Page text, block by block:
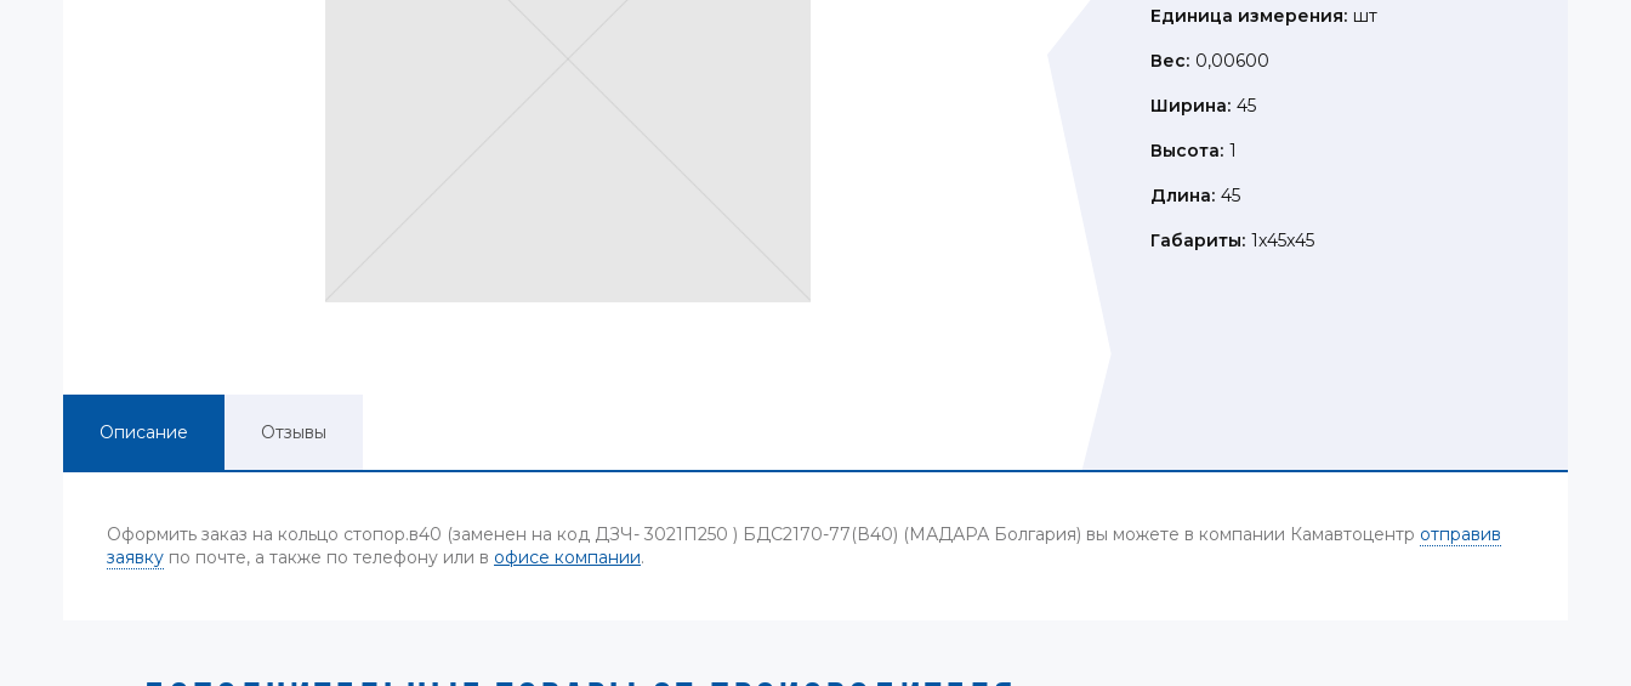
Единица измерения: шт
Вес: 0,00600
Ширина: 45
Высота: 1
Длина: 45
Габариты: 1x45x45
Описание Отзывы
Оформить заказ на кольцо стопор.в40 (заменен на код ДЗЧ- 3021П250 ) БДС2170-77(В40) (МАДАРА Болгария) вы можете в компании Камавтоцентр отправив
заявку по почте, а также по телефону или в офисе компании.